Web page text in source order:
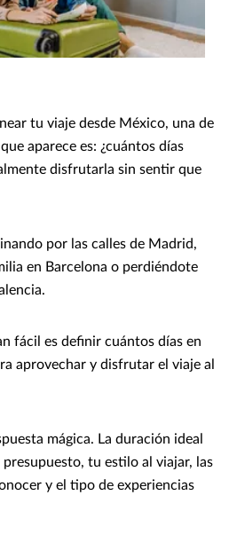
tu viaje desde México, una de
aparece es: ¿cuántos días
disfrutarla sin sentir que
por las calles de Madrid,
en Barcelona o perdiéndote
fácil es definir cuántos días en
aprovechar y disfrutar el viaje al
mágica. La duración ideal
tu estilo al viajar, las
y el tipo de experiencias